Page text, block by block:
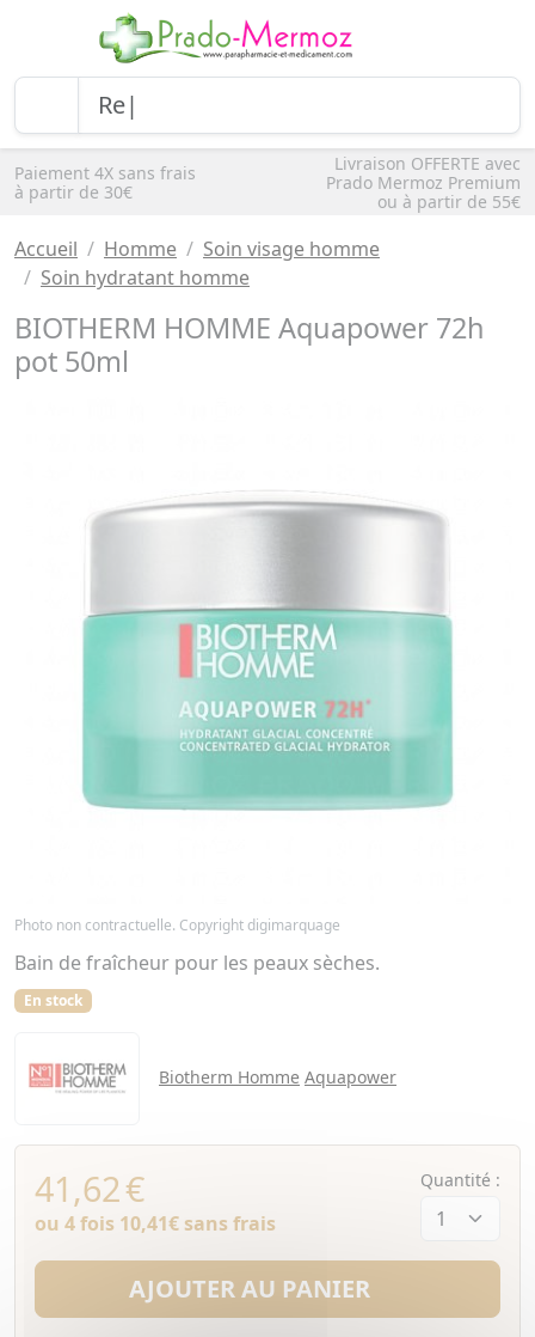
Paiement 4X sans frais
à partir de 30€
Livraison OFFERTE avec
Prado Mermoz Premium
ou à partir de 55€
Accueil Homme
Soin visage homme
Soin hydratant homme
BIOTHERM HOMME Aquapower 72h
pot 50ml
Photo non contractuelle. Copyright digimarquage
Bain de fraîcheur pour les peaux sèches.
En stock
Biotherm Homme Aquapower
41,62€
ou 4 fois 10,41€ sans frais
Quantité :
AJOUTER AU PANIER